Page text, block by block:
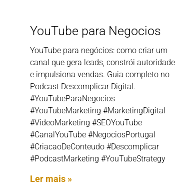
YouTube para Negocios
YouTube para negócios: como criar um
canal que gera leads, constrói autoridade
e impulsiona vendas. Guia completo no
Podcast Descomplicar Digital.
#YouTubeParaNegocios
#YouTubeMarketing #MarketingDigital
#VideoMarketing #SEOYouTube
#CanalYouTube #NegociosPortugal
#CriacaoDeConteudo #Descomplicar
#PodcastMarketing #YouTubeStrategy
Ler mais »